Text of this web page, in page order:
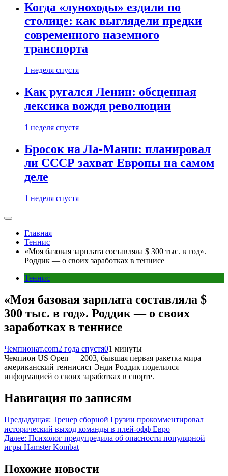
Когда «луноходы» ездили по
столице: как выглядели предки
современного наземного
транспорта
1 неделя спустя
Как ругался Ленин: обсценная
лексика вождя революции
1 неделя спустя
Бросок на Ла-Манш: планировал
ли СССР захват Европы на самом
деле
1 неделя спустя
Главная
Теннис
«Моя базовая зарплата составляла $ 300 тыс. в год».
Роддик — о своих заработках в теннисе
Теннис
«Моя базовая зарплата составляла $
300 тыс. в год». Роддик — о своих
заработках в теннисе
Чемпионат.com2 года спустя01 минуты
Чемпион US Open — 2003, бывшая первая ракетка мира
американский теннисист Энди Роддик поделился
информацией о своих заработках в спорте.
Навигация по записям
Предыдущая: Тренер сборной Грузии прокомментировал
исторический выход команды в плей-офф Евро
Далее: Психолог предупредила об опасности популярной
игры Hamster Kombat
Похожие новости